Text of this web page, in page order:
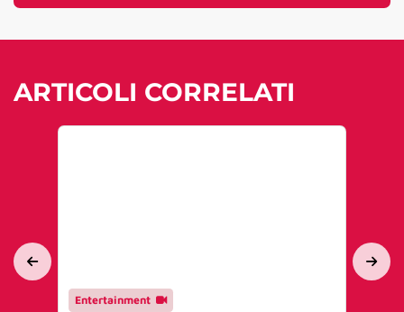
ARTICOLI CORRELATI
Entertainment